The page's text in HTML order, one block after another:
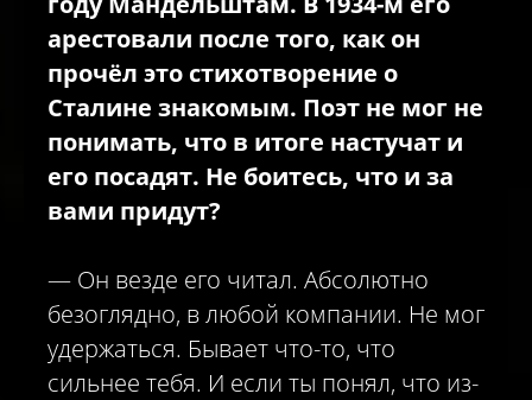
арестовали после того, как он
прочёл это стихотворение о
Сталине знакомым. Поэт не мог не
понимать, что в итоге настучат и
его посадят. Не боитесь, что и за
вами придут?
— Он везде его читал. Абсолютно
безоглядно, в любой компании. Не мог
удержаться. Бывает что-то, что
сильнее тебя. И если ты понял, что из-